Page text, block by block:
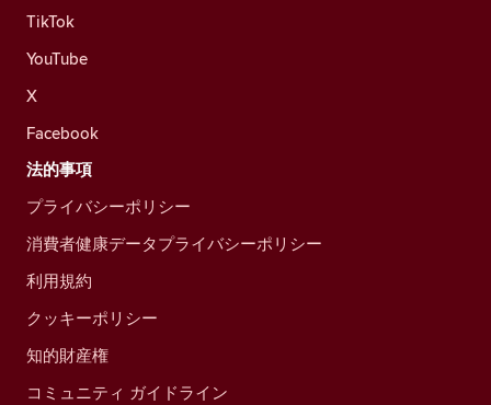
TikTok
YouTube
X
Facebook
法的事項
プライバシーポリシー
消費者健康データプライバシーポリシー
利用規約
クッキーポリシー
知的財産権
コミュニティ ガイドライン